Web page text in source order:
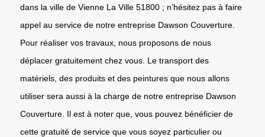
dans la ville de Vienne La Ville 51800 ; n’hésitez pas à faire
appel au service de notre entreprise Dawson Couverture.
Pour réaliser vos travaux, nous proposons de nous
déplacer gratuitement chez vous. Le transport des
matériels, des produits et des peintures que nous allons
utiliser sera aussi à la charge de notre entreprise Dawson
Couverture. Il est à noter que, vous pouvez bénéficier de
cette gratuité de service que vous soyez particulier ou